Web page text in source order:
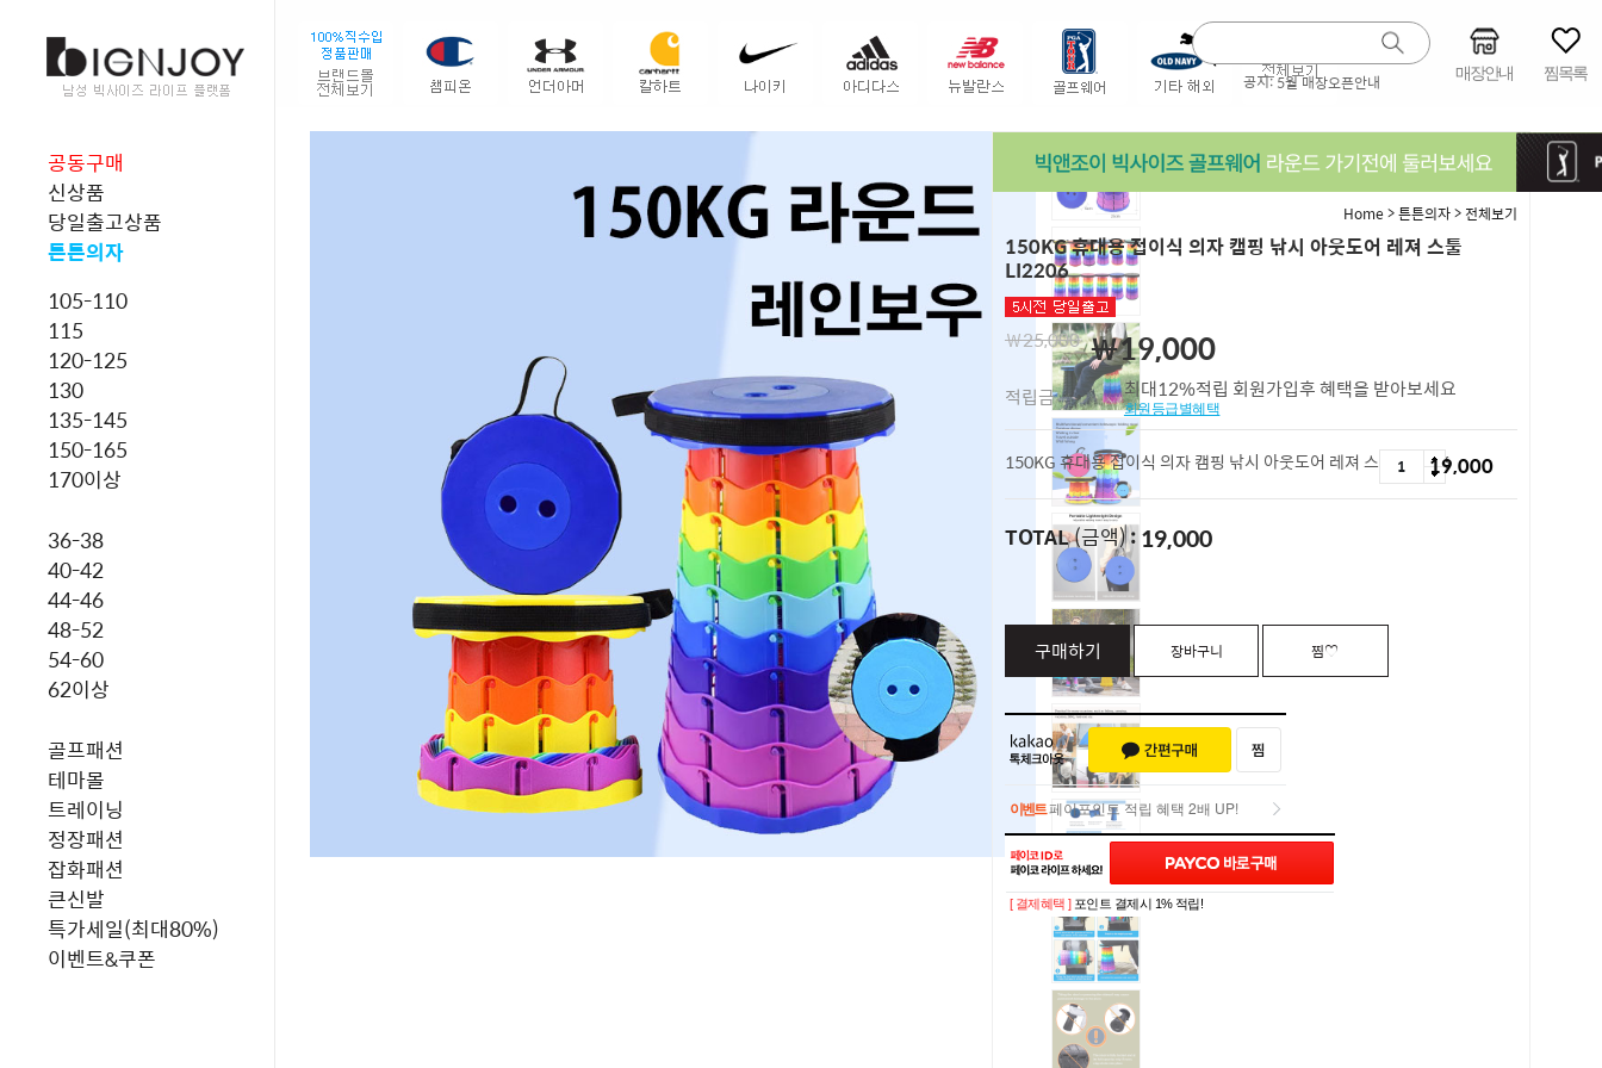
공지:5월 매장오픈안내 매장안내 찜목록
공동구매
신상품
당일출고상품
튼튼의자
105-110
115
120-125
130
135-145
150-165
170이상
36-38
40-42
44-46
48-52
54-60
62이상
골프패션
테마몰
트레이닝
정장패션
잡화패션
큰신발
특가세일(최대80%)
이벤트&쿠폰
Home>튼튼의자> 전체보기
150KG 휴대용 접이식 의자 캠핑 낚시 아웃도어 레져 스툴
LI2206
￦25,000 ￦19,000
적립금 최대12%적립 회원가입후 혜택을 받아보세요
회원등급별혜택
150KG 휴대용 접이식 의자 캠핑 낚시 아웃도어 레져 스툴 LI220619,000
TOTAL(금액) 19,000
구매하기 장바구니 찜♡
이벤트페이포인트 적립 혜택 2배 UP!
이벤트페이포인트 적립 혜택 2배 UP!
[ 결제혜택 ] 포인트 결제시 1% 적립!